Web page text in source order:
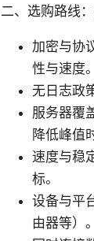
二、选购路线
加密与协
性与速度。
无日志政
服务器覆
降低峰值
速度与稳
标。
设备与平
由器等）。